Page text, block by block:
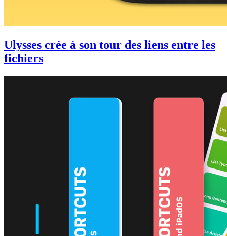
Ulysses crée à son tour des liens entre les
fichiers